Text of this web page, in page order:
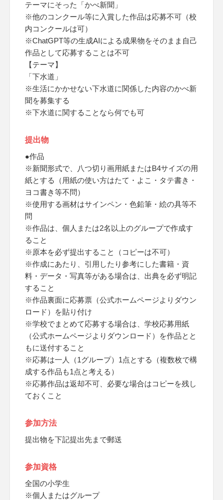
テーマにそった「かべ新聞」
※他のコンクール等に入賞した作品は応募不可（校
内コンクールは可）
※ChatGPT等の生成AIによる成果物をそのまま自己
作品として応募することは不可
【テーマ】
「下水道」
※生活にかかせない下水道に関係した内容のかべ新
聞を募集する
※下水道に関することなら何でも可
提出物
●作品
※新聞形式で、八つ切り画用紙またはB4サイズの用
紙とする（用紙の使い方はたて・よこ・タテ書き・
ヨコ書き等不問）
※使用する画材はサインペン・色鉛筆・絵の具等不
問
※作品は、個人または2名以上のグループで作成す
ること
※原本を必ず提出すること（コピーは不可）
※作成にあたり、引用したり参考にした書籍・資
料・データ・写真等がある場合は、出典を必ず明記
すること
※作品裏面に応募票（公式ホームページよりダウン
ロード）を貼り付け
※学校でまとめて応募する場合は、学校応募用紙
（公式ホームページよりダウンロード）を作品とと
もに送付すること
※応募は一人（1グループ）1点とする（複数枚で構
成する作品も1点と考える）
※応募作品は返却不可、必要な場合はコピーを残し
ておくこと
参加方法
提出物を下記提出先まで郵送
参加資格
全国の小学生
※個人またはグループ